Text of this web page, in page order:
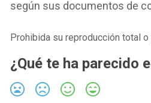
según sus documentos de
Prohibida su reproducción total o
¿Qué te ha parecido